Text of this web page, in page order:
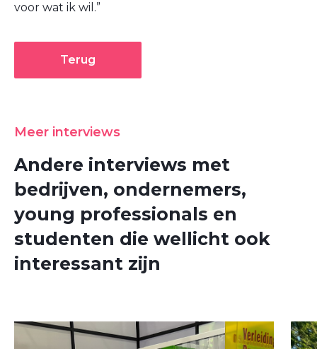
voor wat ik wil.”
Terug
Meer interviews
Andere interviews met
bedrijven, ondernemers,
young professionals en
studenten die wellicht ook
interessant zijn